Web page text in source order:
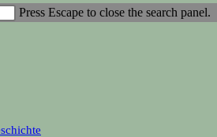
Press Escape to close the search panel.